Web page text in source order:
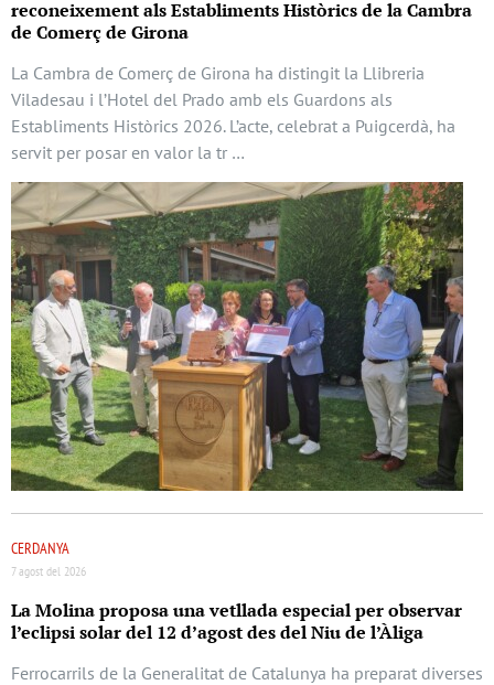
reconeixement als Establiments Històrics de la Cambra
de Comerç de Girona
La Cambra de Comerç de Girona ha distingit la Llibreria
Viladesau i l’Hotel del Prado amb els Guardons als
Establiments Històrics 2026. L’acte, celebrat a Puigcerdà, ha
servit per posar en valor la tr …
CERDANYA
7 agost del 2026
La Molina proposa una vetllada especial per observar
l’eclipsi solar del 12 d’agost des del Niu de l’Àliga
Ferrocarrils de la Generalitat de Catalunya ha preparat diverses